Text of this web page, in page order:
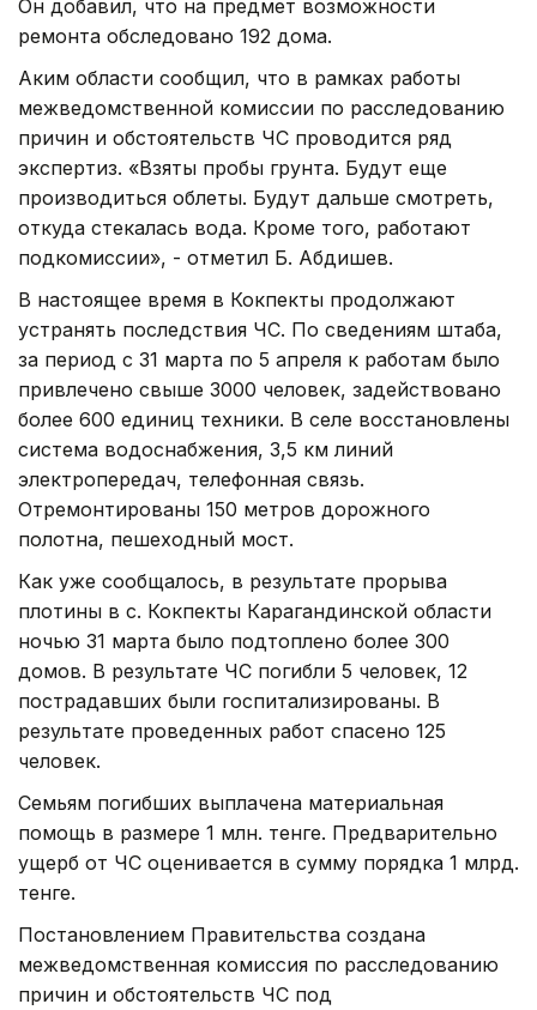
Он добавил, что на предмет возможности
ремонта обследовано 192 дома.
Аким области сообщил, что в рамках работы
межведомственной комиссии по расследованию
причин и обстоятельств ЧС проводится ряд
экспертиз. «Взяты пробы грунта. Будут еще
производиться облеты. Будут дальше смотреть,
откуда стекалась вода. Кроме того, работают
подкомиссии», - отметил Б. Абдишев.
В настоящее время в Кокпекты продолжают
устранять последствия ЧС. По сведениям штаба,
за период с 31 марта по 5 апреля к работам было
привлечено свыше 3000 человек, задействовано
более 600 единиц техники. В селе восстановлены
система водоснабжения, 3,5 км линий
электропередач, телефонная связь.
Отремонтированы 150 метров дорожного
полотна, пешеходный мост.
Как уже сообщалось, в результате прорыва
плотины в с. Кокпекты Карагандинской области
ночью 31 марта было подтоплено более 300
домов. В результате ЧС погибли 5 человек, 12
пострадавших были госпитализированы. В
результате проведенных работ спасено 125
человек.
Семьям погибших выплачена материальная
помощь в размере 1 млн. тенге. Предварительно
ущерб от ЧС оценивается в сумму порядка 1 млрд.
тенге.
Постановлением Правительства создана
межведомственная комиссия по расследованию
причин и обстоятельств ЧС под